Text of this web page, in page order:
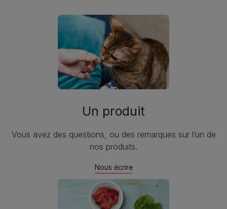
Un produit
Vous avez des questions, ou des remarques sur l’un de
nos produits.
Nous écrire